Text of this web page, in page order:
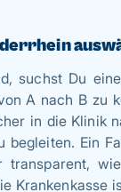
suchst Du
A nach B zu
in die Klinik
Ein
Krankenkasse